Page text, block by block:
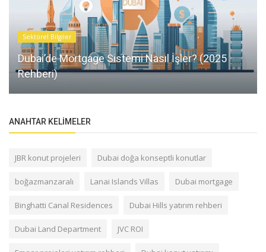
Sektörel Bilgiler
Dubai’de Mortgage Sistemi Nasıl İşler? (2025
Rehberi)
ANAHTAR KELIMELER
JBR konut projeleri Dubai doğa konseptli konutlar
boğazmanzaralı Lanai Islands Villas Dubai mortgage
Binghatti Canal Residences Dubai Hills yatırım rehberi
Dubai Land Department JVC ROI